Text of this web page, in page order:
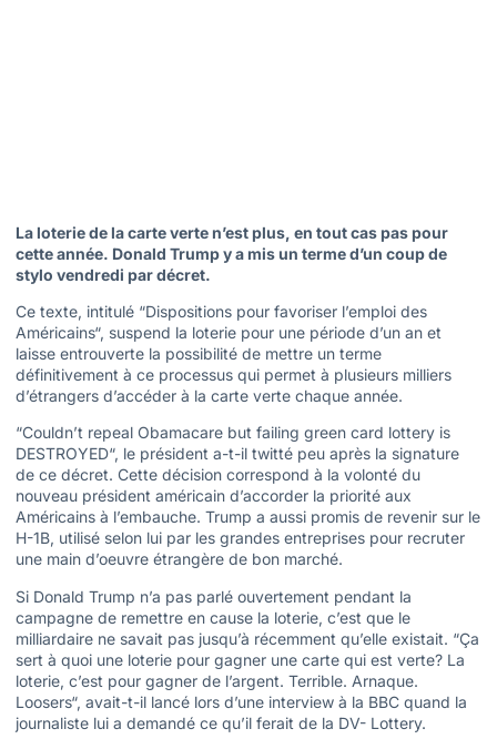
La loterie de la carte verte n’est plus, en tout cas pas pour
cette année. Donald Trump y a mis un terme d’un coup de
stylo vendredi par décret.
Ce texte, intitulé “Dispositions pour favoriser l’emploi des
Américains“, suspend la loterie pour une période d’un an et
laisse entrouverte la possibilité de mettre un terme
définitivement à ce processus qui permet à plusieurs milliers
d’étrangers d’accéder à la carte verte chaque année.
“Couldn’t repeal Obamacare but failing green card lottery is
DESTROYED“, le président a-t-il twitté peu après la signature
de ce décret. Cette décision correspond à la volonté du
nouveau président américain d’accorder la priorité aux
Américains à l’embauche. Trump a aussi promis de revenir sur le
H-1B, utilisé selon lui par les grandes entreprises pour recruter
une main d’oeuvre étrangère de bon marché.
Si Donald Trump n’a pas parlé ouvertement pendant la
campagne de remettre en cause la loterie, c’est que le
milliardaire ne savait pas jusqu’à récemment qu’elle existait. “Ça
sert à quoi une loterie pour gagner une carte qui est verte? La
loterie, c’est pour gagner de l’argent. Terrible. Arnaque.
Loosers“, avait-t-il lancé lors d’une interview à la BBC quand la
journaliste lui a demandé ce qu’il ferait de la DV- Lottery.